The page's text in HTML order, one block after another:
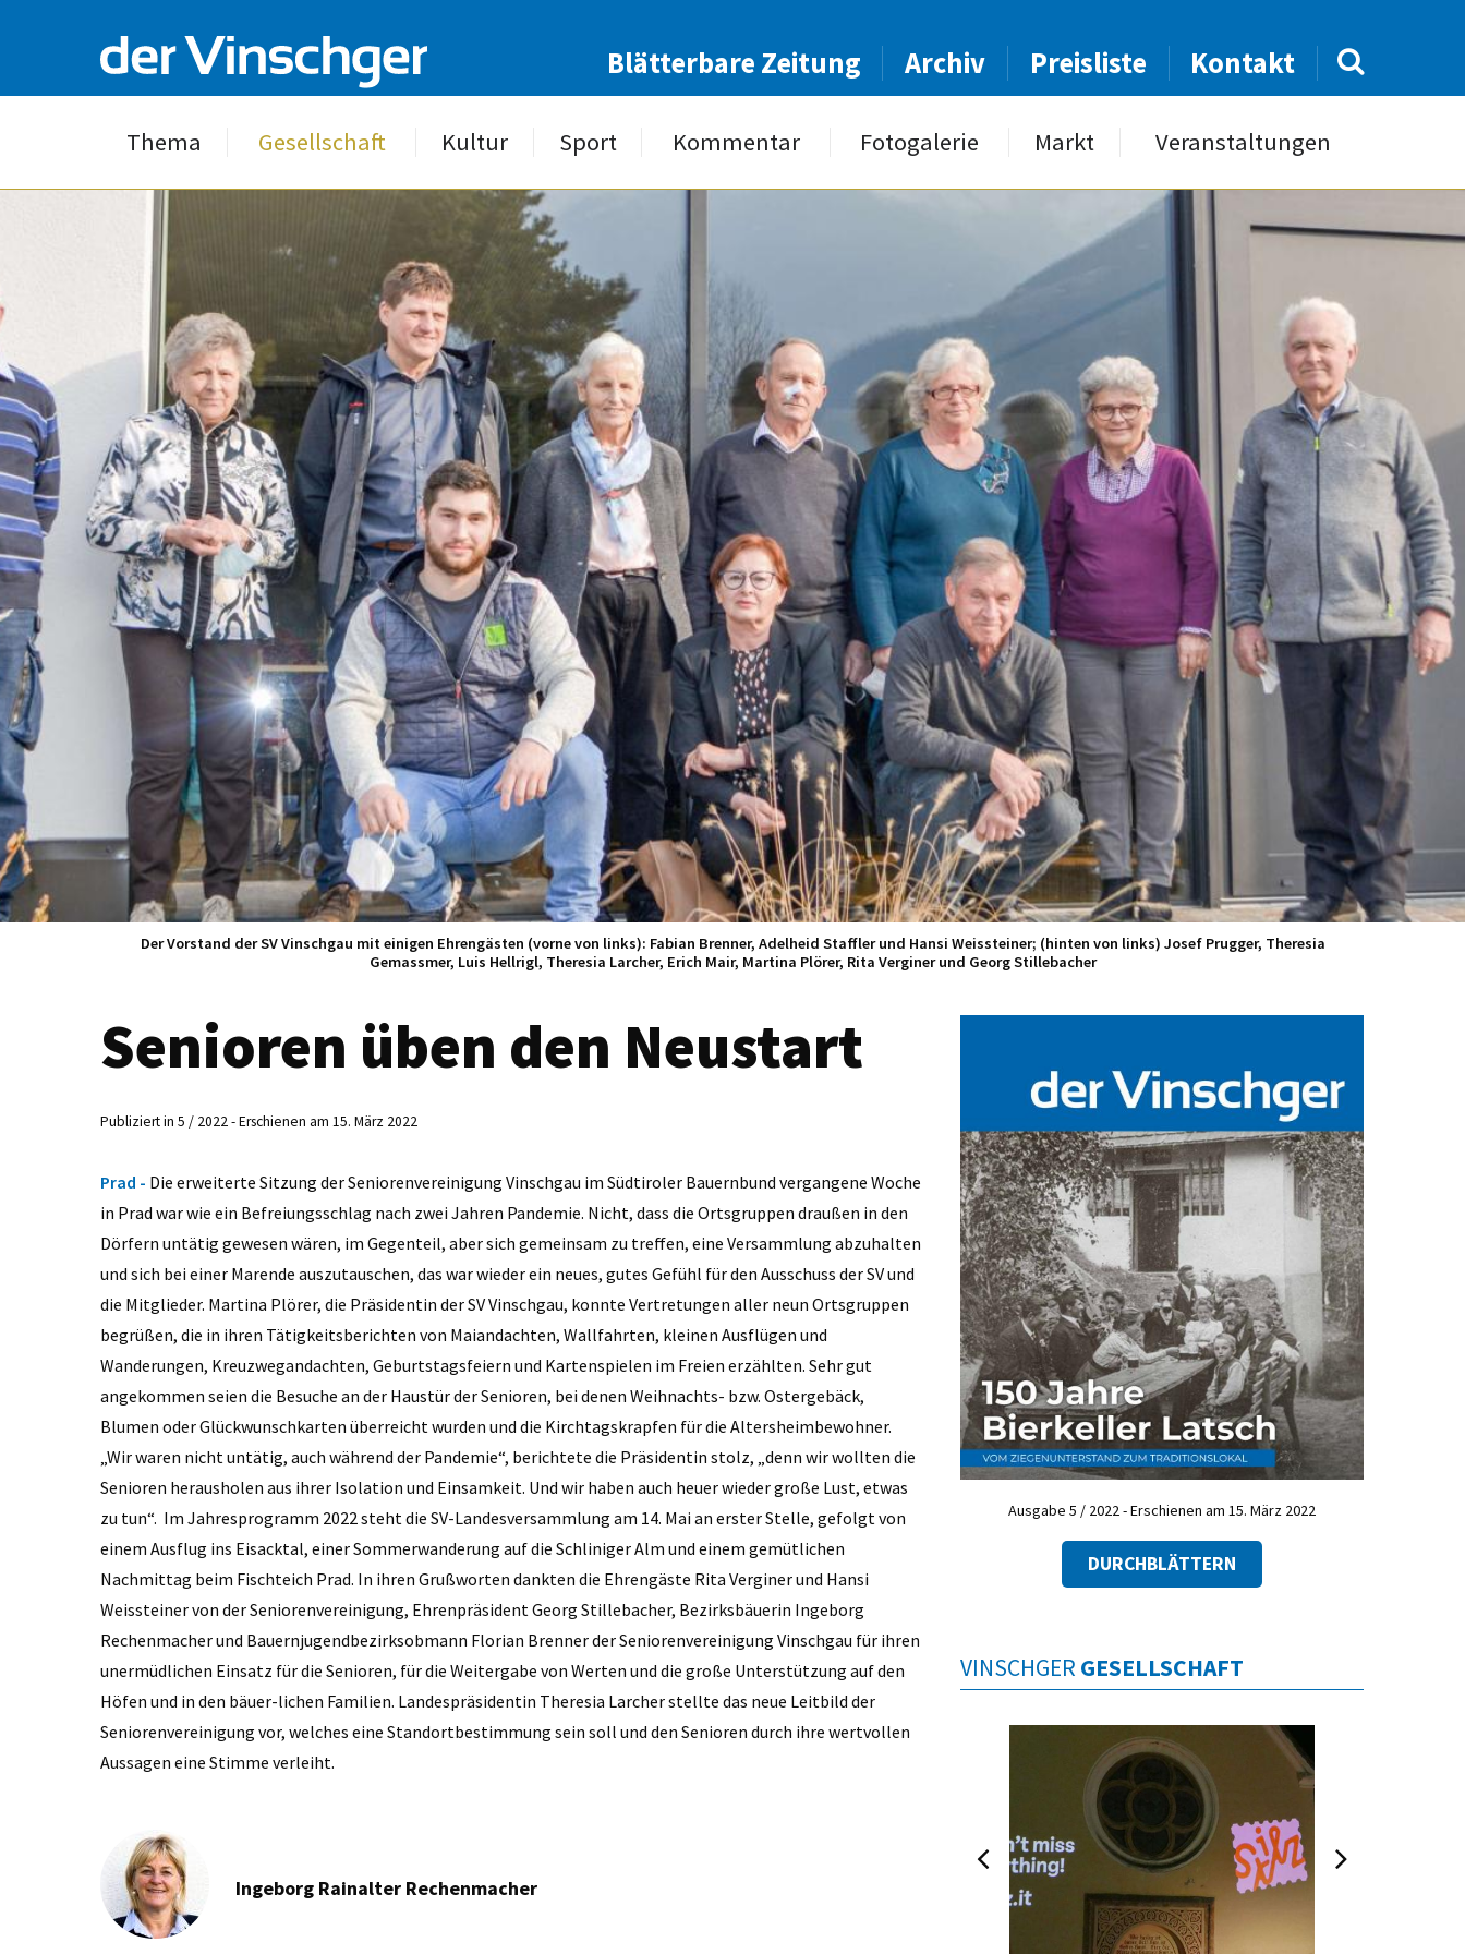
Blätterbare Zeitung Archiv Preisliste Kontakt
Thema Gesellschaft Kultur Sport Kommentar Fotogalerie Markt Veranstaltungen
Der Vorstand der SV Vinschgau mit einigen Ehrengästen (vorne von links): Fabian Brenner, Adelheid Staffler und Hansi Weissteiner; (hinten von links) Josef Prugger, Theresia
Gemassmer, Luis Hellrigl, Theresia Larcher, Erich Mair, Martina Plörer, Rita Verginer und Georg Stillebacher
Senioren üben den Neustart
Publiziert in 5 / 2022 - Erschienen am 15. März 2022
Prad - Die erweiterte Sitzung der Seniorenvereinigung Vinschgau im Südtiroler Bauernbund vergangene Woche
in Prad war wie ein Befreiungsschlag nach zwei Jahren Pandemie. Nicht, dass die Ortsgruppen draußen in den
Dörfern untätig gewesen wären, im Gegenteil, aber sich gemeinsam zu treffen, eine Versammlung abzuhalten
und sich bei einer Marende auszutauschen, das war wieder ein neues, gutes Gefühl für den Ausschuss der SV und
die Mitglieder. Martina Plörer, die Präsidentin der SV Vinschgau, konnte Vertretungen aller neun Ortsgruppen
begrüßen, die in ihren Tätigkeitsberichten von Maiandachten, Wallfahrten, kleinen Ausflügen und
Wanderungen, Kreuzwegandachten, Geburtstagsfeiern und Kartenspielen im Freien erzählten. Sehr gut
angekommen seien die Besuche an der Haustür der Senioren, bei denen Weihnachts- bzw. Ostergebäck,
Blumen oder Glückwunschkarten überreicht wurden und die Kirchtagskrapfen für die Altersheimbewohner.
„Wir waren nicht untätig, auch während der Pandemie“, berichtete die Präsidentin stolz, „denn wir wollten die
Senioren herausholen aus ihrer Isolation und Einsamkeit. Und wir haben auch heuer wieder große Lust, etwas
zu tun“. Im Jahresprogramm 2022 steht die SV-Landesversammlung am 14. Mai an erster Stelle, gefolgt von
einem Ausflug ins Eisacktal, einer Sommerwanderung auf die Schliniger Alm und einem gemütlichen
Nachmittag beim Fischteich Prad. In ihren Grußworten dankten die Ehrengäste Rita Verginer und Hansi
Weissteiner von der Seniorenvereinigung, Ehrenpräsident Georg Stillebacher, Bezirksbäuerin Ingeborg
Rechenmacher und Bauernjugendbezirksobmann Florian Brenner der Seniorenvereinigung Vinschgau für ihren
unermüdlichen Einsatz für die Senioren, für die Weitergabe von Werten und die große Unterstützung auf den
Höfen und in den bäuer-lichen Familien. Landespräsidentin Theresia Larcher stellte das neue Leitbild der
Seniorenvereinigung vor, welches eine Standortbestimmung sein soll und den Senioren durch ihre wertvollen
Aussagen eine Stimme verleiht.
Ingeborg Rainalter Rechenmacher
Ausgabe 5 / 2022 - Erschienen am 15. März 2022
DURCHBLÄTTERN
VINSCHGER GESELLSCHAFT